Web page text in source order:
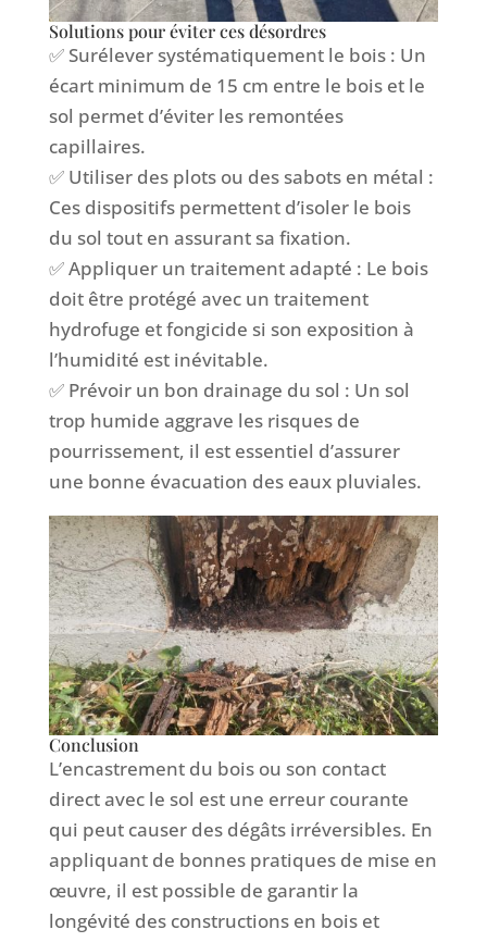
Solutions pour éviter ces désordres
✅ Surélever systématiquement le bois : Un
écart minimum de 15 cm entre le bois et le
sol permet d’éviter les remontées
capillaires.
✅ Utiliser des plots ou des sabots en métal :
Ces dispositifs permettent d’isoler le bois
du sol tout en assurant sa fixation.
✅ Appliquer un traitement adapté : Le bois
doit être protégé avec un traitement
hydrofuge et fongicide si son exposition à
l’humidité est inévitable.
✅ Prévoir un bon drainage du sol : Un sol
trop humide aggrave les risques de
pourrissement, il est essentiel d’assurer
une bonne évacuation des eaux pluviales.
Conclusion
L’encastrement du bois ou son contact
direct avec le sol est une erreur courante
qui peut causer des dégâts irréversibles. En
appliquant de bonnes pratiques de mise en
œuvre, il est possible de garantir la
longévité des constructions en bois et